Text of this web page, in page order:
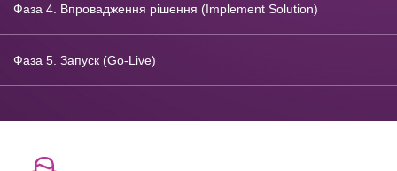
Фаза 4. Впровадження рішення (Implement Solution)
Фаза 5. Запуск (Go-Live)